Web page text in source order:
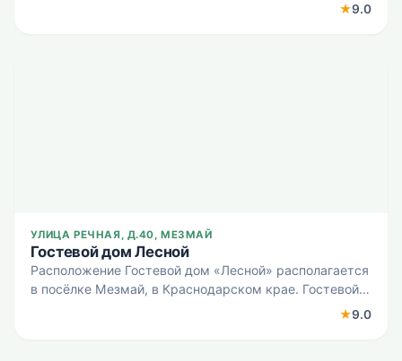
★9.0
УЛИЦА РЕЧНАЯ, Д.40, МЕЗМАЙ
Гостевой дом Лесной
Расположение Гостевой дом «Лесной» располагается
в посёлке Мезмай, в Краснодарском крае. Гостевой
★9.0